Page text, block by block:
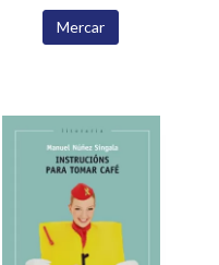
Mercar